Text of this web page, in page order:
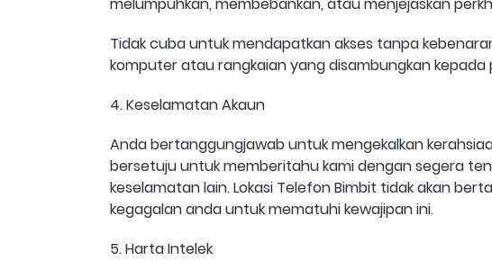
Tidak cuba untuk mendapatkan akses tanpa
komputer atau rangkaian yang disambungkan kepada
4. Keselamatan Akaun
Anda bertanggungjawab untuk mengekalkan
bersetuju untuk memberitahu kami dengan segera
keselamatan lain. Lokasi Telefon Bimbit tidak akan
kegagalan anda untuk mematuhi kewajipan ini.
5. Harta Intelek